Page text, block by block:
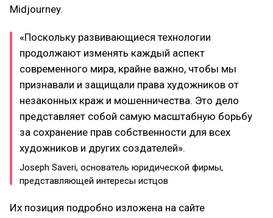
Midjourney.
«Поскольку развивающиеся технологии
продолжают изменять каждый аспект
современного мира, крайне важно, чтобы мы
признавали и защищали права художников от
незаконных краж и мошенничества. Это дело
представляет собой самую масштабную борьбу
за сохранение прав собственности для всех
художников и других создателей».
Joseph Saveri, основатель юридической фирмы,
представляющей интересы истцов
Их позиция подробно изложена на сайте